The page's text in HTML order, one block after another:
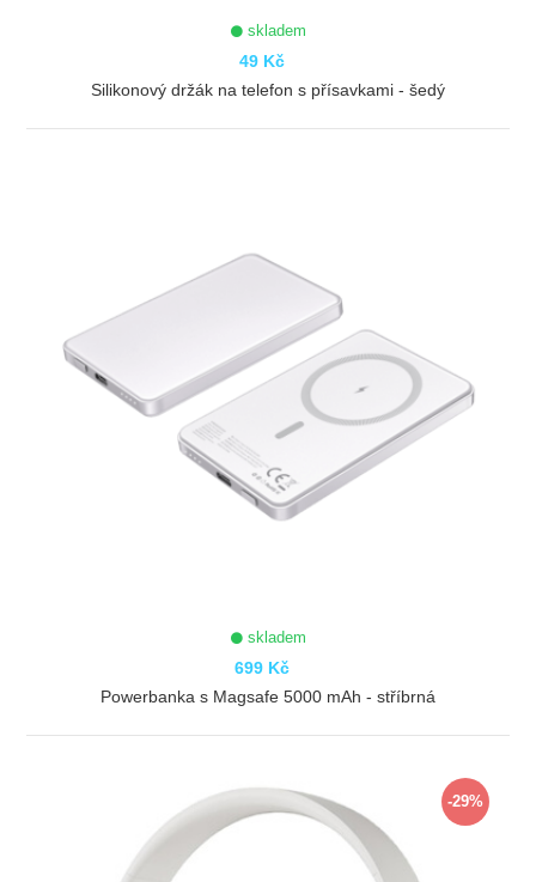
skladem
49 Kč
Silikonový držák na telefon s přísavkami - šedý
skladem
699 Kč
Powerbanka s Magsafe 5000 mAh - stříbrná
-29%